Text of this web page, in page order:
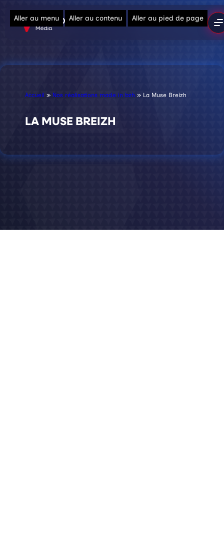
Aller au menu Aller au contenu Aller au pied de page
Accueil » Nos réalisations made in bzh » La Muse Breizh
LA MUSE BREIZH